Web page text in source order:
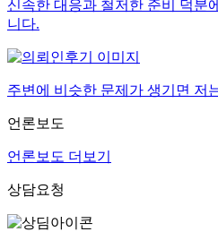
신속한 대응과 철저한 준비 덕분
니다.
주변에 비슷한 문제가 생기면 저
언론보도
언론보도 더보기
상담요청